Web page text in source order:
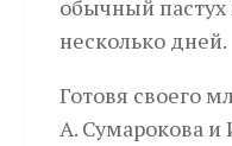
обычный пастух
несколько дней.
Готовя своего
А. Сумарокова и